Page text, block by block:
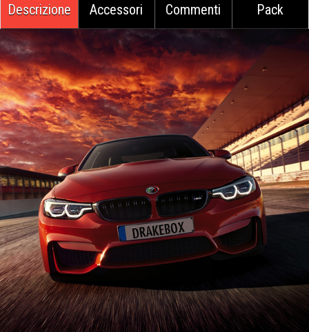
Descrizione Accessori Commenti Pack